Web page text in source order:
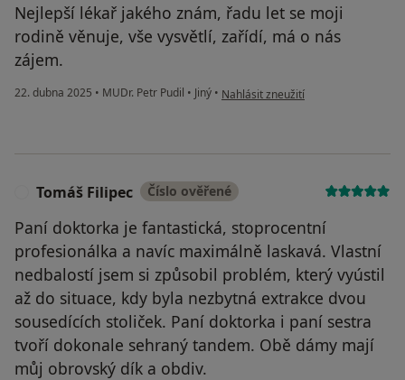
Nejlepší lékař jakého znám, řadu let se moji
rodině věnuje, vše vysvětlí, zařídí, má o nás
zájem.
22. dubna 2025 • MUDr. Petr Pudil • Jiný • podle názoru uživatele iveta
Nahlásit zneužití
Tomáš Filipec Číslo ověřené
Paní doktorka je fantastická, stoprocentní
profesionálka a navíc maximálně laskavá. Vlastní
nedbalostí jsem si způsobil problém, který vyústil
až do situace, kdy byla nezbytná extrakce dvou
sousedících stoliček. Paní doktorka i paní sestra
tvoří dokonale sehraný tandem. Obě dámy mají
můj obrovský dík a obdiv.